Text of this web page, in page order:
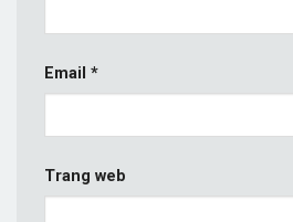
Email *
Trang web